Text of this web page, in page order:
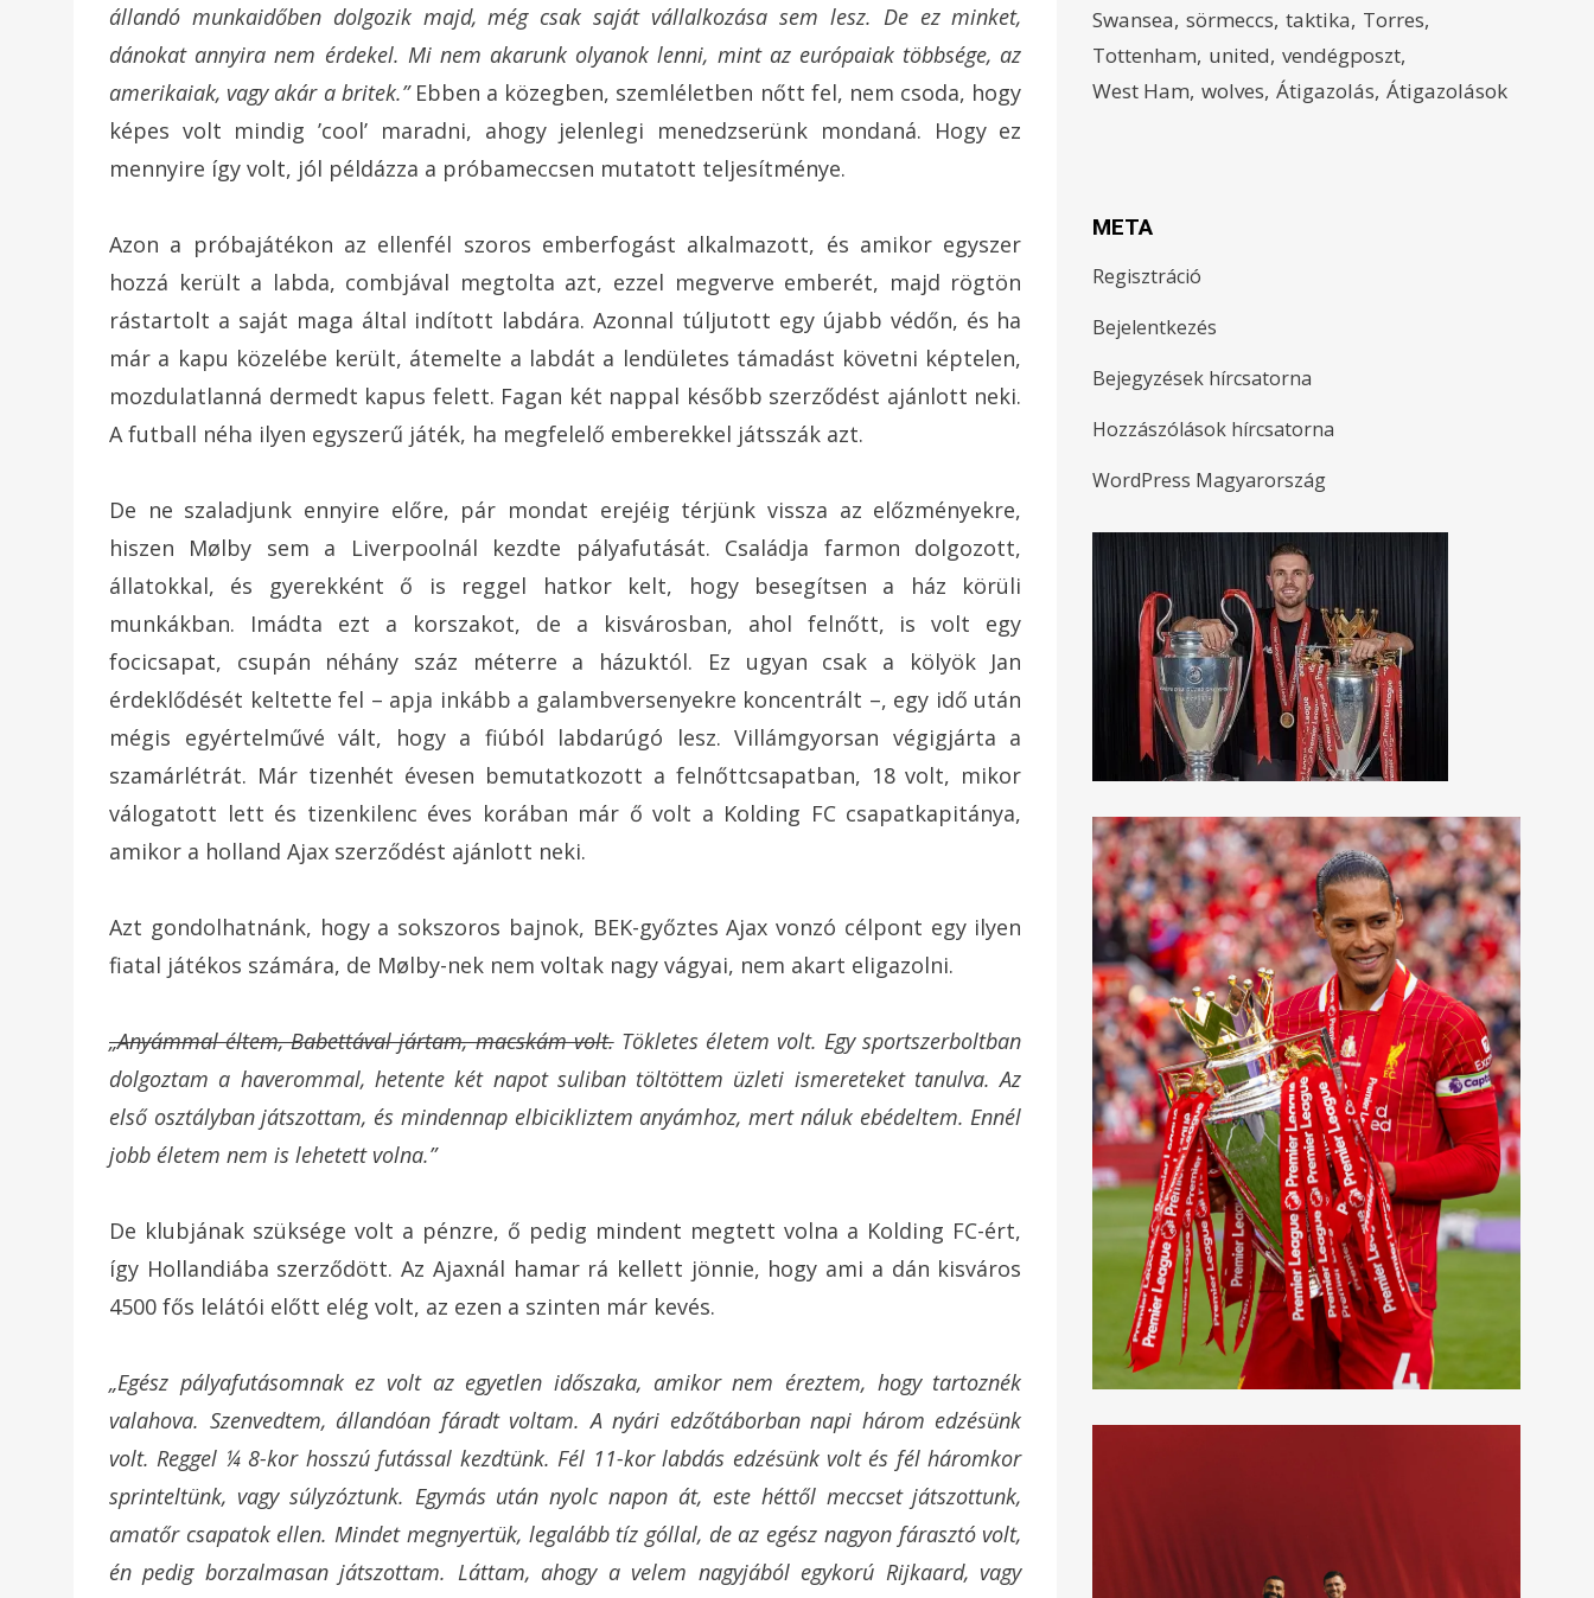
állandó munkaidőben dolgozik majd, még csak saját vállalkozása sem lesz. De ez minket,
dánokat annyira nem érdekel. Mi nem akarunk olyanok lenni, mint az európaiak többsége, az
amerikaiak, vagy akár a britek.”Ebben a közegben, szemléletben nőtt fel, nem csoda, hogy
képes volt mindig ’cool’ maradni, ahogy jelenlegi menedzserünk mondaná. Hogy ez
mennyire így volt, jól példázza a próbameccsen mutatott teljesítménye.
Azon a próbajátékon az ellenfél szoros emberfogást alkalmazott, és amikor egyszer
hozzá került a labda, combjával megtolta azt, ezzel megverve emberét, majd rögtön
rástartolt a saját maga által indított labdára. Azonnal túljutott egy újabb védőn, és ha
már a kapu közelébe került, átemelte a labdát a lendületes támadást követni képtelen,
mozdulatlanná dermedt kapus felett. Fagan két nappal később szerződést ajánlott neki.
A futball néha ilyen egyszerű játék, ha megfelelő emberekkel játsszák azt.
De ne szaladjunk ennyire előre, pár mondat erejéig térjünk vissza az előzményekre,
hiszen Mølby sem a Liverpoolnál kezdte pályafutását. Családja farmon dolgozott,
állatokkal, és gyerekként ő is reggel hatkor kelt, hogy besegítsen a ház körüli
munkákban. Imádta ezt a korszakot, de a kisvárosban, ahol felnőtt, is volt egy
focicsapat, csupán néhány száz méterre a házuktól. Ez ugyan csak a kölyök Jan
érdeklődését keltette fel – apja inkább a galambversenyekre koncentrált –, egy idő után
mégis egyértelművé vált, hogy a fiúból labdarúgó lesz. Villámgyorsan végigjárta a
szamárlétrát. Már tizenhét évesen bemutatkozott a felnőttcsapatban, 18 volt, mikor
válogatott lett és tizenkilenc éves korában már ő volt a Kolding FC csapatkapitánya,
amikor a holland Ajax szerződést ajánlott neki.
Azt gondolhatnánk, hogy a sokszoros bajnok, BEK-győztes Ajax vonzó célpont egy ilyen
fiatal játékos számára, de Mølby-nek nem voltak nagy vágyai, nem akart eligazolni.
„Anyámmal éltem, Babettával jártam, macskám volt.Tökletes életem volt. Egy sportszerboltban
dolgoztam a haverommal, hetente két napot suliban töltöttem üzleti ismereteket tanulva. Az
első osztályban játszottam, és mindennap elbicikliztem anyámhoz, mert náluk ebédeltem. Ennél
jobb életem nem is lehetett volna.”
De klubjának szüksége volt a pénzre, ő pedig mindent megtett volna a Kolding FC-ért,
így Hollandiába szerződött. Az Ajaxnál hamar rá kellett jönnie, hogy ami a dán kisváros
4500 fős lelátói előtt elég volt, az ezen a szinten már kevés.
„Egész pályafutásomnak ez volt az egyetlen időszaka, amikor nem éreztem, hogy tartoznék
valahova. Szenvedtem, állandóan fáradt voltam. A nyári edzőtáborban napi három edzésünk
volt. Reggel ¼ 8-kor hosszú futással kezdtünk. Fél 11-kor labdás edzésünk volt és fél háromkor
sprinteltünk, vagy súlyzóztunk. Egymás után nyolc napon át, este héttől meccset játszottunk,
amatőr csapatok ellen. Mindet megnyertük, legalább tíz góllal, de az egész nagyon fárasztó volt,
én pedig borzalmasan játszottam. Láttam, ahogy a velem nagyjából egykorú Rijkaard, vagy
Swansea sörmeccs taktika Torres
Tottenham united vendégposzt
West Ham wolves Átigazolás Átigazolások
META
Regisztráció
Bejelentkezés
Bejegyzések hírcsatorna
Hozzászólások hírcsatorna
WordPress Magyarország